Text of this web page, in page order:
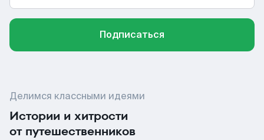
Подписаться
Делимся классными идеями
Истории и хитрости
от путешественников